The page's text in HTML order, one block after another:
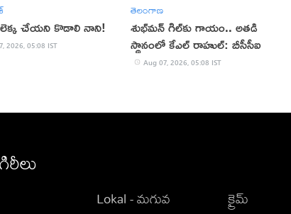
చేయని కొడాలి నాని!
2026, 05:08 IST
తెలంగాణ
శుభ్‌మన్‌ గిల్‌కు గాయం.. అతడి
స్థానంలో కేఎల్ రాహుల్: బీసీసీఐ
Aug 07, 2026, 05:08 IST
Lokal - మగువ
క్రైమ్